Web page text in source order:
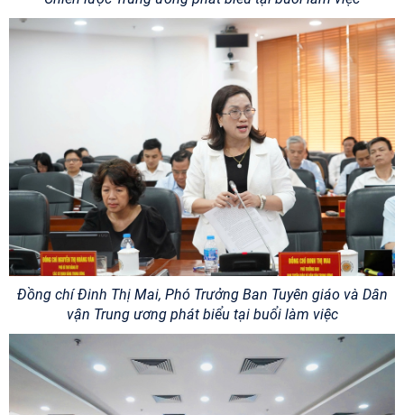
Đồng chí Đinh Thị Mai, Phó Trưởng Ban Tuyên giáo và Dân
vận Trung ương phát biểu tại buổi làm việc